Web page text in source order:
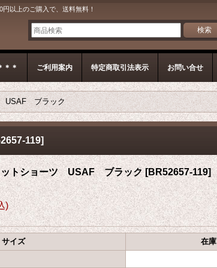
以上のご購入で、送料無料！
＊＊ ご利用案内 特定商取引法表示 お問い合せ
USAF ブラック
119]
トショーツ USAF ブラック [BR52657-119]
)
サイズ
在庫